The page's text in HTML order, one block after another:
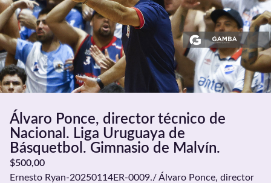
Álvaro Ponce, director técnico de
Nacional. Liga Uruguaya de
Básquetbol. Gimnasio de Malvín.
$500,00
Ernesto Ryan-20250114ER-0009./ Álvaro Ponce, director